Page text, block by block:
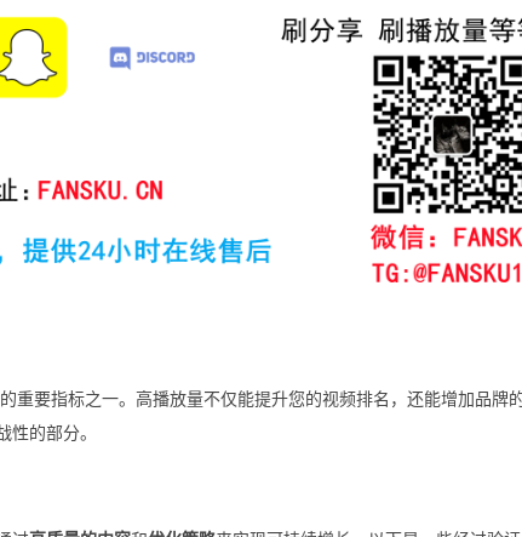
重要指标之一。高播放量不仅能提升您的视频排名，还能增加品牌
的部分。